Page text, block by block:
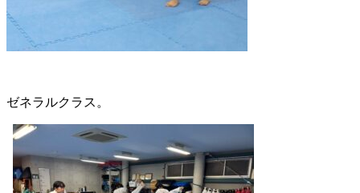
ゼネラルクラス。